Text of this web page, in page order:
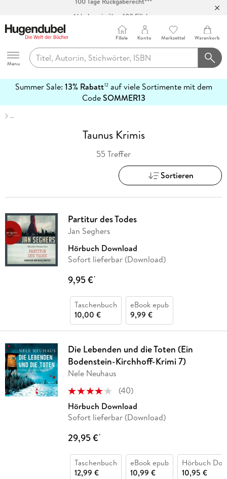
Abholung in über 100 Filialen
Hugendubel
Menu
Filiale Konto Merkzettel Warenkorb
Summer Sale: 13% Rabatt12auf viele Sortimente mit dem
CodeSOMMER13
erfahren
…
Taunus Krimis
55 Treffer
Sortieren
Partitur des Todes
Jan Seghers
Hörbuch Download
Sofort lieferbar (Download)
9,95 €*
Taschenbuch
10,00 €
eBook epub
9,99 €
Die Lebenden und die Toten (Ein
Bodenstein-Kirchhoff-Krimi 7)
Nele Neuhaus
(40)
Hörbuch Download
Sofort lieferbar (Download)
29,95 €*
Taschenbuch
12,99 €
eBook epub
10,99 €
Hörbuch
10,95 €